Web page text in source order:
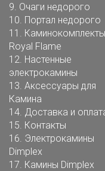
9. Очаги недорого
10. Портал недорого
11. Каминокомплекты
Royal Flame
12. Настенные
электрокамины
13. Аксессуары для
Камина
14. Доставка и
15. Контакты
16. Электрокамины
Dimplex
17. Камины Dimplex